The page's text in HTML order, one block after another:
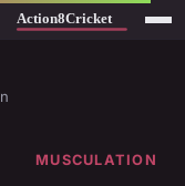
MUSCULATION